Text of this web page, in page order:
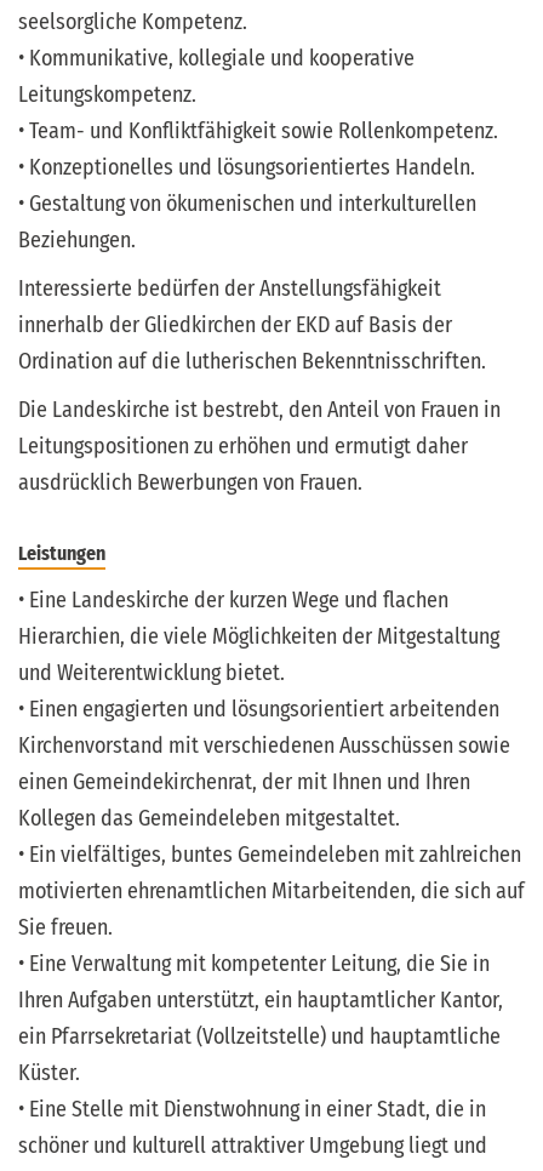
seelsorgliche Kompetenz.
• Kommunikative, kollegiale und kooperative
Leitungskompetenz.
• Team- und Konfliktfähigkeit sowie Rollenkompetenz.
• Konzeptionelles und lösungsorientiertes Handeln.
• Gestaltung von ökumenischen und interkulturellen
Beziehungen.
Interessierte bedürfen der Anstellungsfähigkeit
innerhalb der Gliedkirchen der EKD auf Basis der
Ordination auf die lutherischen Bekenntnisschriften.
Die Landeskirche ist bestrebt, den Anteil von Frauen in
Leitungspositionen zu erhöhen und ermutigt daher
ausdrücklich Bewerbungen von Frauen.
Leistungen
• Eine Landeskirche der kurzen Wege und flachen
Hierarchien, die viele Möglichkeiten der Mitgestaltung
und Weiterentwicklung bietet.
• Einen engagierten und lösungsorientiert arbeitenden
Kirchenvorstand mit verschiedenen Ausschüssen sowie
einen Gemeindekirchenrat, der mit Ihnen und Ihren
Kollegen das Gemeindeleben mitgestaltet.
• Ein vielfältiges, buntes Gemeindeleben mit zahlreichen
motivierten ehrenamtlichen Mitarbeitenden, die sich auf
Sie freuen.
• Eine Verwaltung mit kompetenter Leitung, die Sie in
Ihren Aufgaben unterstützt, ein hauptamtlicher Kantor,
ein Pfarrsekretariat (Vollzeitstelle) und hauptamtliche
Küster.
• Eine Stelle mit Dienstwohnung in einer Stadt, die in
schöner und kulturell attraktiver Umgebung liegt und